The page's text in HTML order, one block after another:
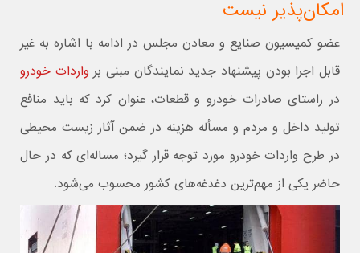
امکان‌پذیر نیست
عضو کمیسیون صنایع و معادن مجلس در ادامه با اشاره به غیر
قابل اجرا بودن پیشنهاد جدید نمایندگان مبنی بر واردات خودرو
در راستای صادرات خودرو و قطعات، عنوان کرد که باید منافع
تولید داخل و مردم و مسأله هزینه در ضمن آثار زیست محیطی
در طرح واردات خودرو مورد توجه قرار گیرد؛ مساله‌ای که در حال
حاضر یکی از مهم‌ترین دغدغه‌های کشور محسوب می‌شود.